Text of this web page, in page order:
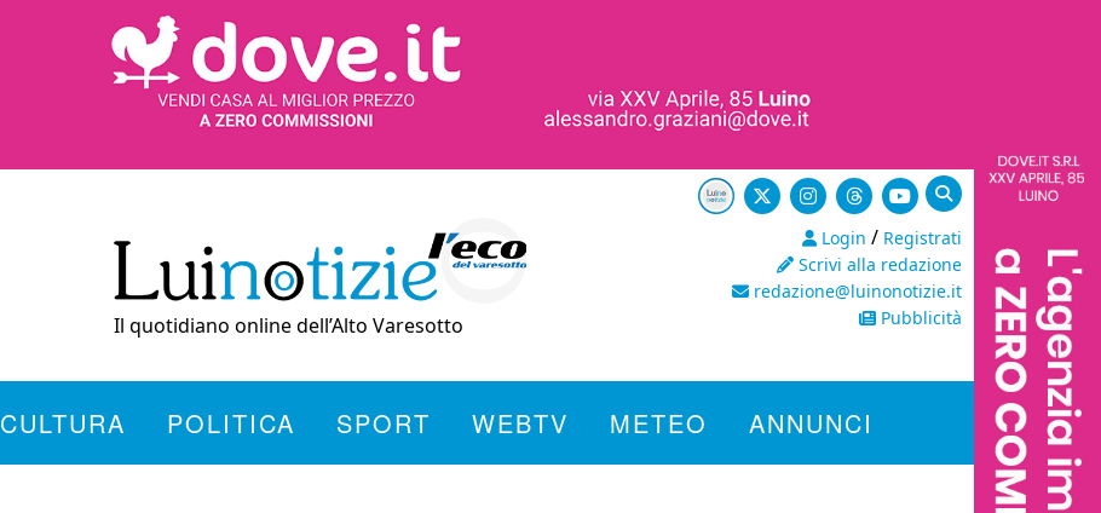
Il quotidiano online dell’Alto Varesotto
Login / Registrati
Scrivi alla redazione
redazione@luinonotizie.it
Pubblicità
CULTURA POLITICA SPORT WEBTV METEO ANNUNCI